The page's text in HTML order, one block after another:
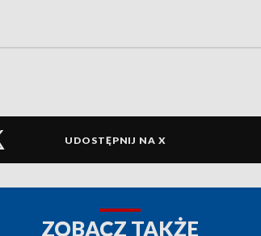
UDOSTĘPNIJ NA X
ZOBACZ TAKŻE